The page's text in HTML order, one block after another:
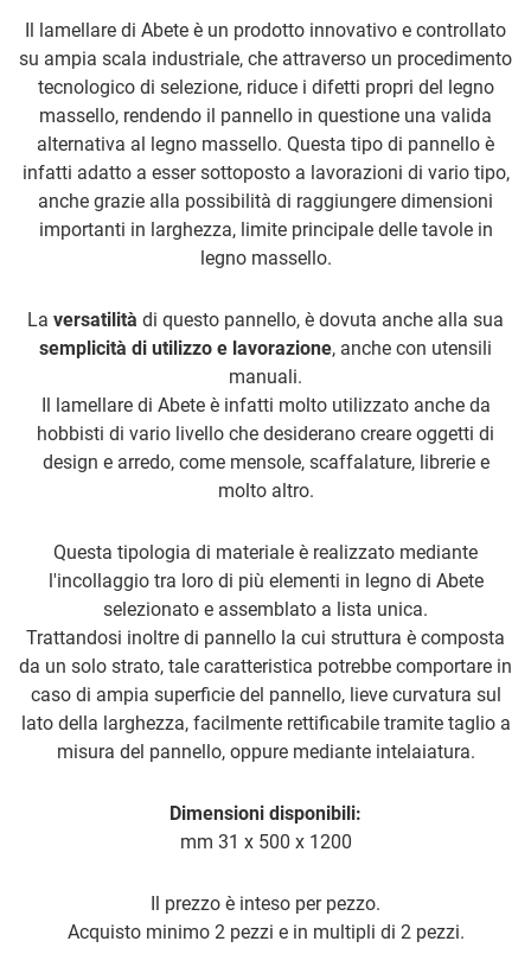
Il lamellare di Abete è un prodotto innovativo e controllato
su ampia scala industriale, che attraverso un procedimento
tecnologico di selezione, riduce i difetti propri del legno
massello, rendendo il pannello in questione una valida
alternativa al legno massello. Questa tipo di pannello è
infatti adatto a esser sottoposto a lavorazioni di vario tipo,
anche grazie alla possibilità di raggiungere dimensioni
importanti in larghezza, limite principale delle tavole in
legno massello.
La versatilità di questo pannello, è dovuta anche alla sua
semplicità di utilizzo e lavorazione, anche con utensili
manuali.
Il lamellare di Abete è infatti molto utilizzato anche da
hobbisti di vario livello che desiderano creare oggetti di
design e arredo, come mensole, scaffalature, librerie e
molto altro.
Questa tipologia di materiale è realizzato mediante
l'incollaggio tra loro di più elementi in legno di Abete
selezionato e assemblato a lista unica.
Trattandosi inoltre di pannello la cui struttura è composta
da un solo strato, tale caratteristica potrebbe comportare in
caso di ampia superficie del pannello, lieve curvatura sul
lato della larghezza, facilmente rettificabile tramite taglio a
misura del pannello, oppure mediante intelaiatura.
Dimensioni disponibili:
mm 31 x 500 x 1200
Il prezzo è inteso per pezzo.
Acquisto minimo 2 pezzi e in multipli di 2 pezzi.